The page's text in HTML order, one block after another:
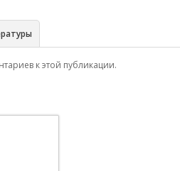
к этой публикации.